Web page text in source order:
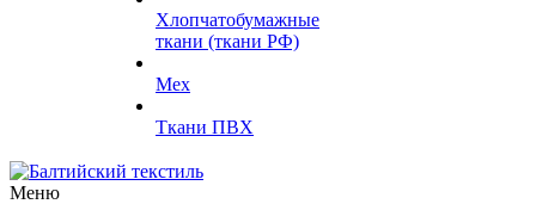
Хлопчатобумажные
ткани (ткани РФ)
Мех
Ткани ПВХ
Меню